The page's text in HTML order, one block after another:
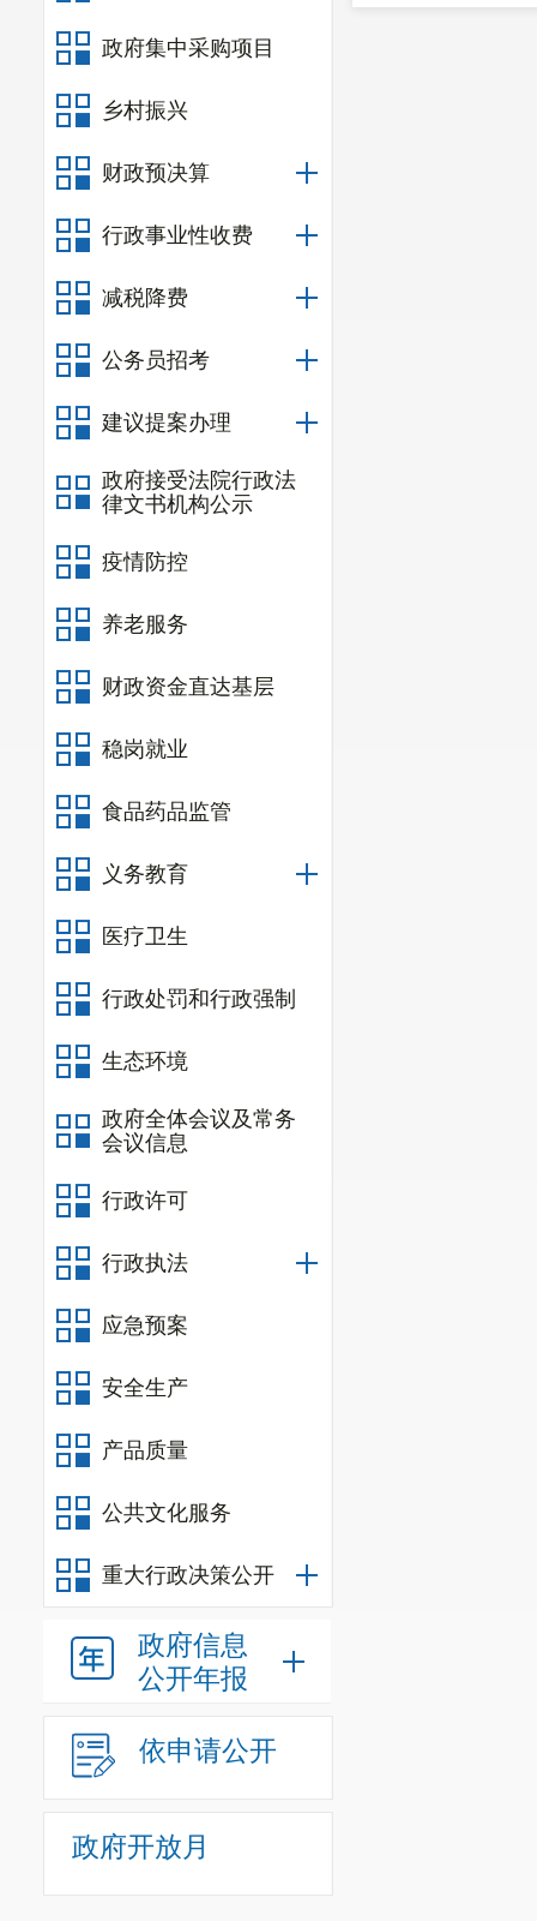
政府集中采购项目
乡村振兴
财政预决算
行政事业性收费
减税降费
公务员招考
建议提案办理
政府接受法院行政法
律文书机构公示
疫情防控
养老服务
财政资金直达基层
稳岗就业
食品药品监管
义务教育
医疗卫生
行政处罚和行政强制
生态环境
政府全体会议及常务
会议信息
行政许可
行政执法
应急预案
安全生产
产品质量
公共文化服务
重大行政决策公开
政府信息
公开年报
依申请公开
政府开放月